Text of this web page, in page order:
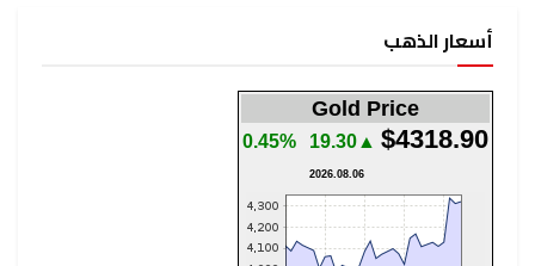
أسعار الذهب
Gold Price
$4318.90
▲19.30
0.45%
2026.08.06